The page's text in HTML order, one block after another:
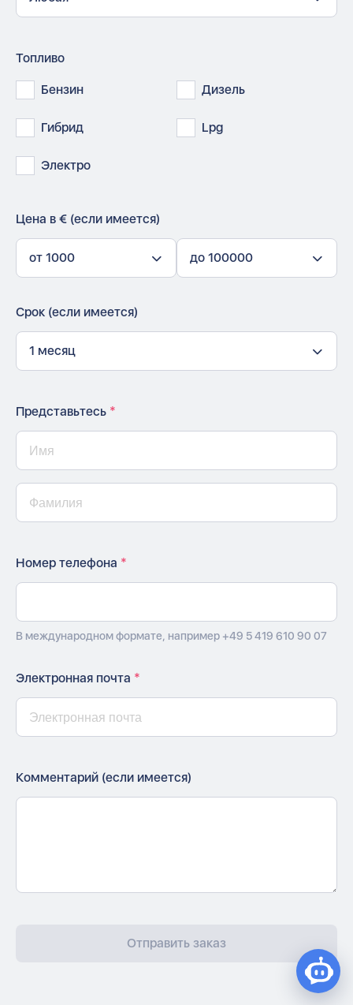
Топливо
Бензин Дизель
Гибрид Lpg
Электро
Цена в € (если имеется)
от 1000 до 100000
Срок (если имеется)
1 месяц
Представьтесь *
Номер телефона *
В международном формате, например +49 5 419 610 90 07
Электронная почта *
Комментарий (если имеется)
Отправить заказ